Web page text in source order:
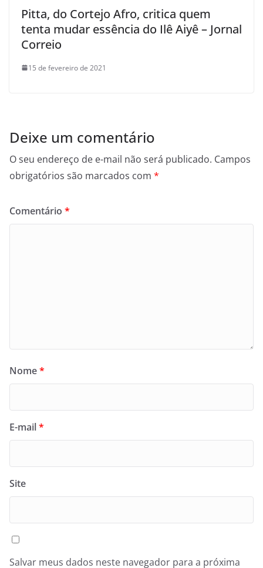
Pitta, do Cortejo Afro, critica quem
tenta mudar essência do Ilê Aiyê – Jornal
Correio
15 de fevereiro de 2021
Deixe um comentário
O seu endereço de e-mail não será publicado. Campos
obrigatórios são marcados com *
Comentário *
Nome*
E-mail*
Site
Salvar meus dados neste navegador para a próxima